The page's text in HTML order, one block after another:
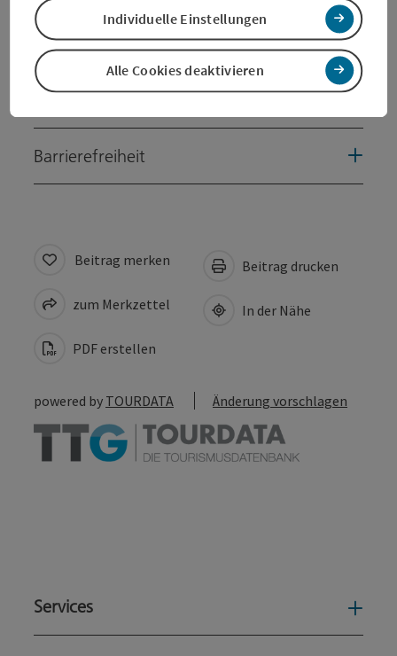
Anreise/Lage
Eignung
Barrierefreiheit
Beitrag merken
zum Merkzettel
PDF erstellen
Beitrag drucken
In der Nähe
powered by TOURDATA Änderung vorschlagen
Services
Alle Cookies deaktivieren
Individuelle Einstellungen